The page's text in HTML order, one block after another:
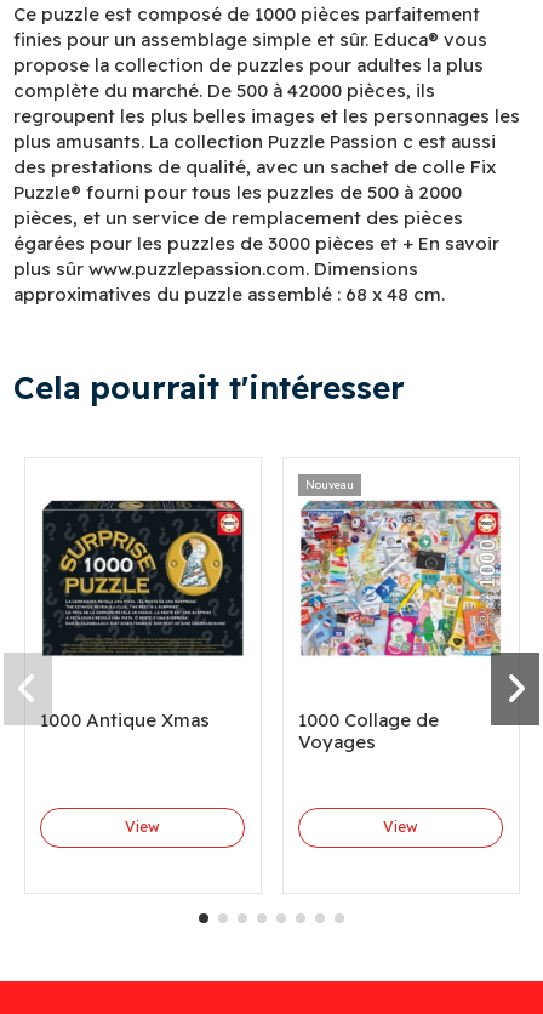
Ce puzzle est composé de 1000 pièces parfaitement
finies pour un assemblage simple et sûr. Educa® vous
propose la collection de puzzles pour adultes la plus
complète du marché. De 500 à 42000 pièces, ils
regroupent les plus belles images et les personnages les
plus amusants. La collection Puzzle Passion c est aussi
des prestations de qualité, avec un sachet de colle Fix
Puzzle® fourni pour tous les puzzles de 500 à 2000
pièces, et un service de remplacement des pièces
égarées pour les puzzles de 3000 pièces et + En savoir
plus sûr www.puzzlepassion.com. Dimensions
approximatives du puzzle assemblé : 68 x 48 cm.
Cela pourrait t'intéresser
1000 Antique Xmas
View
Nouveau
1000 Collage de
Voyages
View